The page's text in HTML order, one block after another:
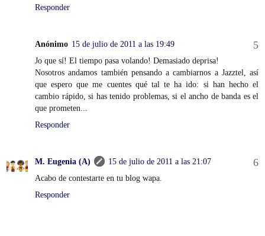
Responder
Anónimo 15 de julio de 2011 a las 19:49
Jo que sí! El tiempo pasa volando! Demasiado deprisa!
Nosotros andamos también pensando a cambiarnos a Jazztel, así
que espero que me cuentes qué tal te ha ido: si han hecho el
cambio rápido, si has tenido problemas, si el ancho de banda es el
que prometen...
Responder
M. Eugenia (A)
15 de julio de 2011 a las 21:07
Acabo de contestarte en tu blog wapa.
Responder